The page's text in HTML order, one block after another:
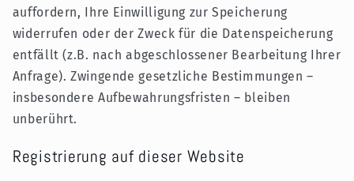
auffordern, Ihre Einwilligung zur Speicherung
widerrufen oder der Zweck für die Datenspeicherung
entfällt (z.B. nach abgeschlossener Bearbeitung Ihrer
Anfrage). Zwingende gesetzliche Bestimmungen –
insbesondere Aufbewahrungsfristen – bleiben
unberührt.
Registrierung auf dieser Website